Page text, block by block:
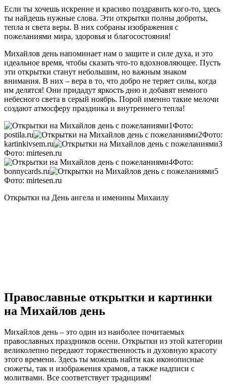
Если ты хочешь искренне и красиво поздравить кого-то, здесь
ты найдешь нужные слова. Эти открытки полны доброты,
тепла и света веры. В них собраны изображения с
пожеланиями мира, здоровья и благосостояния!
Михайлов день напоминает нам о защите и силе духа, и это
идеальное время, чтобы сказать что-то вдохновляющее. Пусть
эти открытки станут небольшим, но важным знаком
внимания. В них – вера в то, что добро не теряет силы, когда
им делятся! Они придадут яркость дню и добавят немного
небесного света в серый ноябрь. Порой именно такие мелочи
создают атмосферу праздника и внутреннего тепла!
Фото:
postila.ru
Фото:
kartinkivsem.ru
Фото: mirtesen.ru
Фото:
bonnycards.ru
Фото: mirtesen.ru
Открытки на День ангела и именины Михаилу
Православные открытки и картинки
на Михайлов день
Михайлов день – это один из наиболее почитаемых
православных праздников осени. Открытки из этой категории
великолепно передают торжественность и духовную красоту
этого времени. Здесь ты можешь найти как иконописные
сюжеты, так и изображения храмов, а также надписи с
молитвами. Все соответствует традициям!